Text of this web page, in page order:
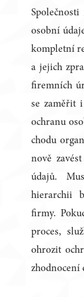
osobní
kompletní
a jejich
firemních
se zaměřit
ochranu
chodu
nově
údajů.
hierarchii
firmy.
proces,
ohrozit
zhodnocení